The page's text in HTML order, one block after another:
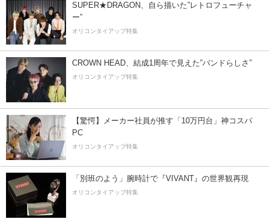
SUPER★DRAGON、自ら描いた”レトロフューチャ
ー”
オリコンタイアップ特集
CROWN HEAD、結成1周年で見えた”バンドらしさ”
オリコンタイアップ特集
【驚愕】メーカー社員が推す「10万円台」神コスパ
PC
オリコンタイアップ特集
「別班のよう」腕時計で『VIVANT』の世界観再現
オリコンタイアップ特集